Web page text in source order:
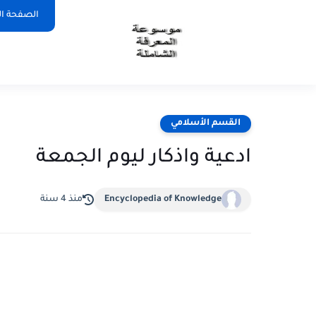
الصفحة
القسم الأسلامي
ادعية واذكار ليوم الجمعة
Encyclopedia of Knowledge منذ 4 سنة